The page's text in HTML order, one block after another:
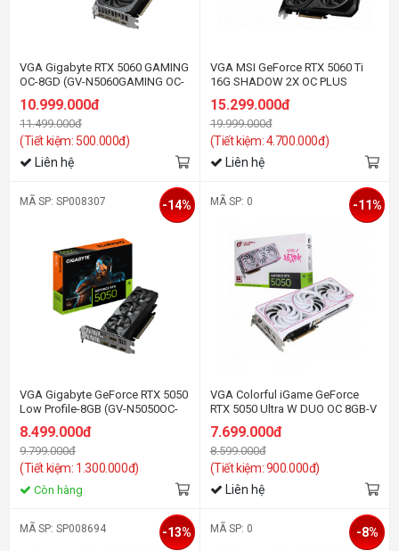
VGA Gigabyte RTX 5060 GAMING
OC-8GD (GV-N5060GAMING OC-
10.999.000đ
11.499.000đ
(Tiết kiệm: 500.000đ)
Liên hệ
VGA MSI GeForce RTX 5060 Ti
16G SHADOW 2X OC PLUS
15.299.000đ
19.999.000đ
(Tiết kiệm: 4.700.000đ)
Liên hệ
MÃ SP: SP008307
VGA Gigabyte GeForce RTX 5050
Low Profile-8GB (GV-N5050OC-
8GL) GDDR6
8.499.000đ
9.799.000đ
(Tiết kiệm: 1.300.000đ)
-14%
Còn hàng
MÃ SP: 0
VGA Colorful iGame GeForce
RTX 5050 Ultra W DUO OC 8GB-V
GDDR6
7.699.000đ
8.599.000đ
(Tiết kiệm: 900.000đ)
-11%
Liên hệ
MÃ SP: SP008694 -13% MÃ SP: 0 -8%